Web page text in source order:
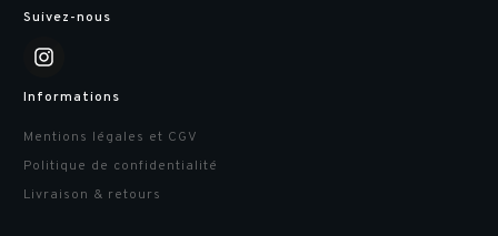
Suivez-nous
Informations
Mentions légales et CGV
Politique de confidentialité
Livraison & retours